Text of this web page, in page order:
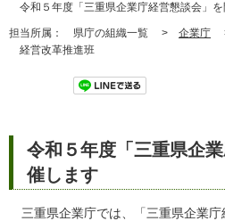
令和５年度「三重県企業庁経営懇談会」
担当所属： 県庁の組織一覧 > 企業庁
経営改革推進班
令和５年度「三重県企
催します
三重県企業庁では、「三重県企業庁